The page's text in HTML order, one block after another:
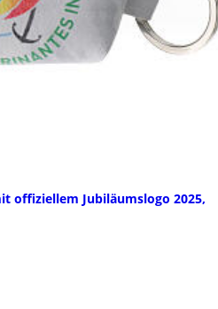
offiziellem Jubiläumslogo 2025,